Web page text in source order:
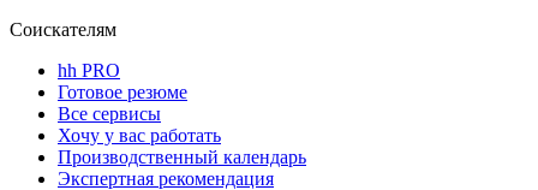
Соискателям
hh PRO
Готовое резюме
Все сервисы
Хочу у вас работать
Производственный календарь
Экспертная рекомендация